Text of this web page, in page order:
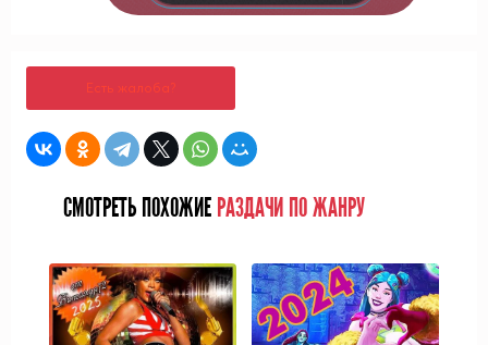
Есть жалоба?
СМОТРЕТЬ ПОХОЖИЕ РАЗДАЧИ ПО ЖАНРУ